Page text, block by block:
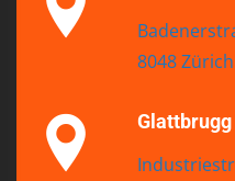
8048 Zürich
Glattbrugg